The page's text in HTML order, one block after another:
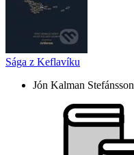
Sága z Keflavíku
Jón Kalman Stefánsson